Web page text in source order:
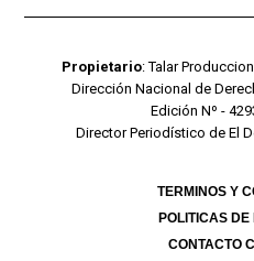
Propietario: Talar
Dirección Nacional de
Edición Nº -
Director Periodístico de El
TERMINOS Y
POLITICAS
CONTACTO